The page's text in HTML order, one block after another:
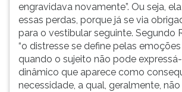
engravidava novamente”. Ou seja,
essas perdas, porque já se via
para o vestibular seguinte. Segundo
“o distresse se define pelas
quando o sujeito não pode
dinâmico que aparece como
necessidade, a qual, geralmente,